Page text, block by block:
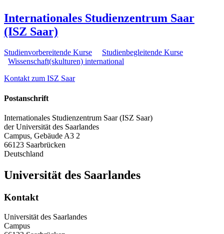
Internationales Studienzentrum Saar
(ISZ Saar)
Studienvorbereitende Kurse
Studienbegleitende Kurse
Wissenschaft(skulturen) international
Kontakt zum ISZ Saar
Postanschrift
Internationales Studienzentrum Saar (ISZ Saar)
der Universität des Saarlandes
Campus, Gebäude A3 2
66123 Saarbrücken
Deutschland
Universität des Saarlandes
Kontakt
Universität des Saarlandes
Campus